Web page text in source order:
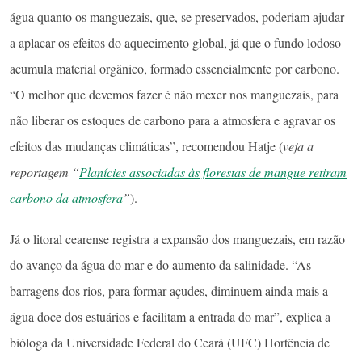
água quanto os manguezais, que, se preservados, poderiam ajudar
a aplacar os efeitos do aquecimento global, já que o fundo lodoso
acumula material orgânico, formado essencialmente por carbono.
“O melhor que devemos fazer é não mexer nos manguezais, para
não liberar os estoques de carbono para a atmosfera e agravar os
efeitos das mudanças climáticas”, recomendou Hatje (veja a
reportagem “Planícies associadas às florestas de mangue retiram
carbono da atmosfera”).
Já o litoral cearense registra a expansão dos manguezais, em razão
do avanço da água do mar e do aumento da salinidade. “As
barragens dos rios, para formar açudes, diminuem ainda mais a
água doce dos estuários e facilitam a entrada do mar”, explica a
bióloga da Universidade Federal do Ceará (UFC) Hortência de